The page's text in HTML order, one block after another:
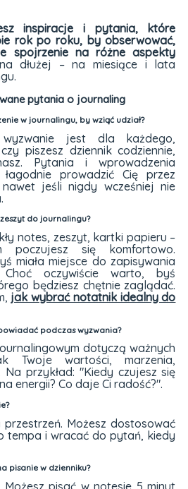
inspiracje i pytania, które
rok po roku, by obserwować,
spojrzenie na różne aspekty
dłużej – na miesiące i lata
pytania o journaling
w journalingu, by wziąć udział?
jest dla każdego,
piszesz dziennik codziennie,
Pytania i wprowadzenia
prowadzić Cię przez
jeśli nigdy wcześniej nie
do journalingu?
notes, zeszyt, kartki papieru –
poczujesz się komfortowo.
miała miejsce do zapisywania
Choć oczywiście warto, byś
będziesz chętnie zaglądać.
jak wybrać notatnik idealny do
podczas wyzwania?
dotyczą ważnych
Twoje wartości, marzenia,
przykład: "Kiedy czujesz się
energii? Co daje Ci radość?".
przestrzeń. Możesz dostosować
tempa i wracać do pytań, kiedy
pisanie w dzienniku?